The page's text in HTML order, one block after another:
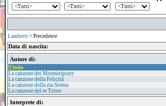
Lamberti < Precedente
Data di nascita:
Autore di:
Titolo
La canzone dei Miominipony
La canzone della Felicità
La canzone della zia Sirena
La canzone del re Triste
Interprete di: